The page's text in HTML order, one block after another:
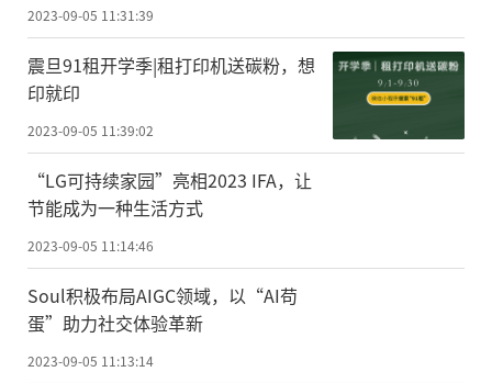
2023-09-05 11:31:39
震旦91租开学季|租打印机送碳粉，想
印就印
2023-09-05 11:39:02
“LG可持续家园”亮相2023 IFA，让
节能成为一种生活方式
2023-09-05 11:14:46
Soul积极布局AIGC领域，以“AI苟
蛋”助力社交体验革新
2023-09-05 11:13:14